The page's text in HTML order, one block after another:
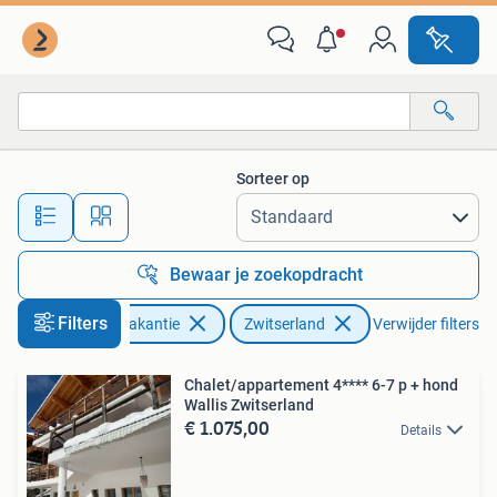
Alle afstanden…
Sorteer op
Bewaar je zoekopdracht
Filters Vakantie Zwitserland Verwijder filters
Chalet/appartement 4**** 6-7 p + hond
Wallis Zwitserland
€ 1.075,00 Details